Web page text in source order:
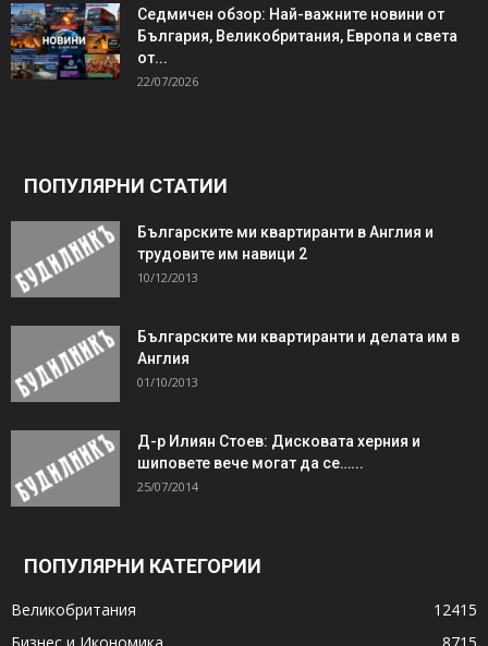
Седмичен обзор: Най-важните новини от
България, Великобритания, Европа и света
от...
22/07/2026
ПОПУЛЯРНИ СТАТИИ
Българските ми квартиранти в Англия и
трудовите им навици 2
10/12/2013
Българските ми квартиранти и делата им в
Англия
01/10/2013
Д-р Илиян Стоев: Дисковата херния и
шиповете вече могат да се…...
25/07/2014
ПОПУЛЯРНИ КАТЕГОРИИ
Великобритания
12415